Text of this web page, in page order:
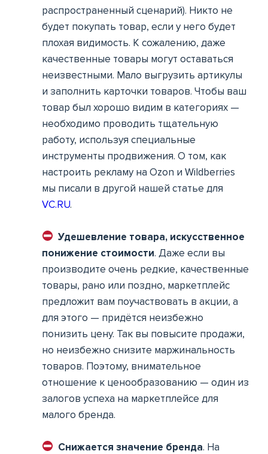
распространенный сценарий). Никто не
будет покупать товар, если у него будет
плохая видимость. К сожалению, даже
качественные товары могут оставаться
неизвестными. Мало выгрузить артикулы
и заполнить карточки товаров. Чтобы ваш
товар был хорошо видим в категориях —
необходимо проводить тщательную
работу, используя специальные
инструменты продвижения. О том, как
настроить рекламу на Ozon и Wildberries
мы писали в другой нашей статье для
VC.RU.
Удешевление товара, искусственное
понижение стоимости. Даже если вы
производите очень редкие, качественные
товары, рано или поздно, маркетплейс
предложит вам поучаствовать в акции, а
для этого — придётся неизбежно
понизить цену. Так вы повысите продажи,
но неизбежно снизите маржинальность
товаров. Поэтому, внимательное
отношение к ценообразованию — один из
залогов успеха на маркетплейсе для
малого бренда.
Снижается значение бренда. На